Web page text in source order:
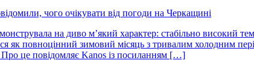
чого очікувати від погоди на Черкащині
на диво м’який характер: стабільно високий
як повноцінний зимовий місяць з тривалим холодним
це повідомляє Kanos із посиланням […]